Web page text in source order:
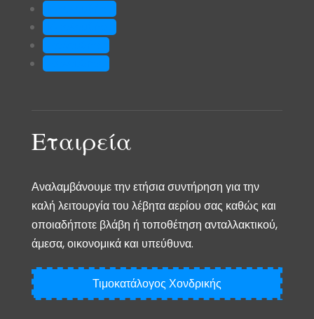
Ακολουθήστε
Ακολουθήστε
Ακολουθήστε
Ακολουθήστε
Εταιρεία
Αναλαμβάνουμε την ετήσια συντήρηση για την
καλή λειτουργία του λέβητα αερίου σας καθώς και
οποιαδήποτε βλάβη ή τοποθέτηση ανταλλακτικού,
άμεσα, οικονομικά και υπεύθυνα.
Τιμοκατάλογος Χονδρικής